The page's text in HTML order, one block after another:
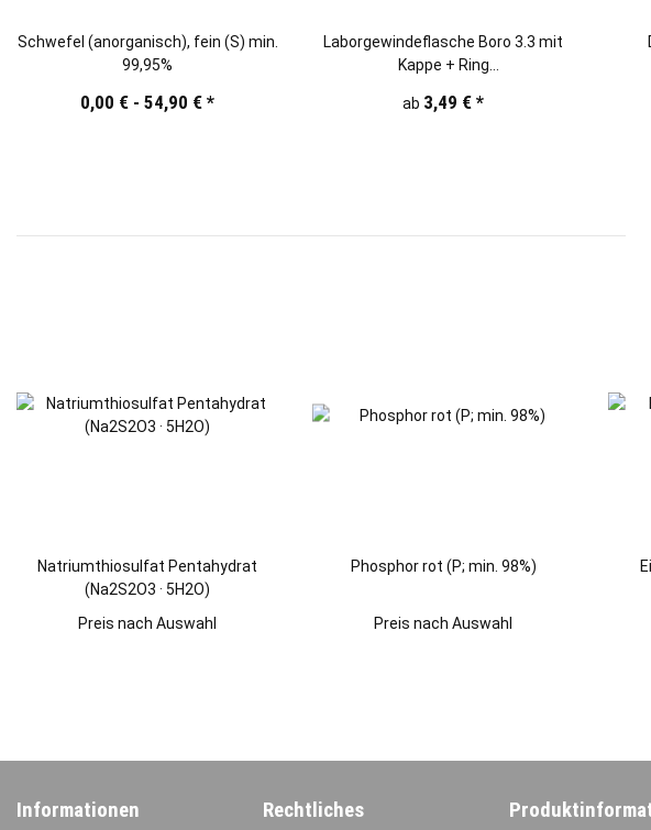
Schwefel (anorganisch), fein (S) min.
99,95%
0,00 € -54,90 €*
Laborgewindeflasche Boro 3.3 mit
Kappe + Ring
ab 3,49 €*
Natriumthiosulfat Pentahydrat
(Na2S2O3 · 5H2O)
Preis nach Auswahl
Phosphor rot (P; min. 98%)
Preis nach Auswahl
Informationen Rechtliches